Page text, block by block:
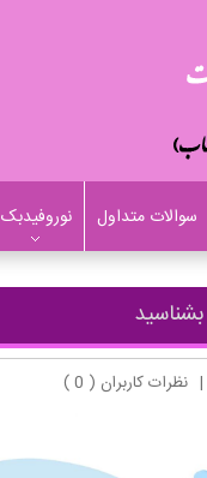
سوالات متداول نوروفیدبک
| نظرات کاربران ( 0 )